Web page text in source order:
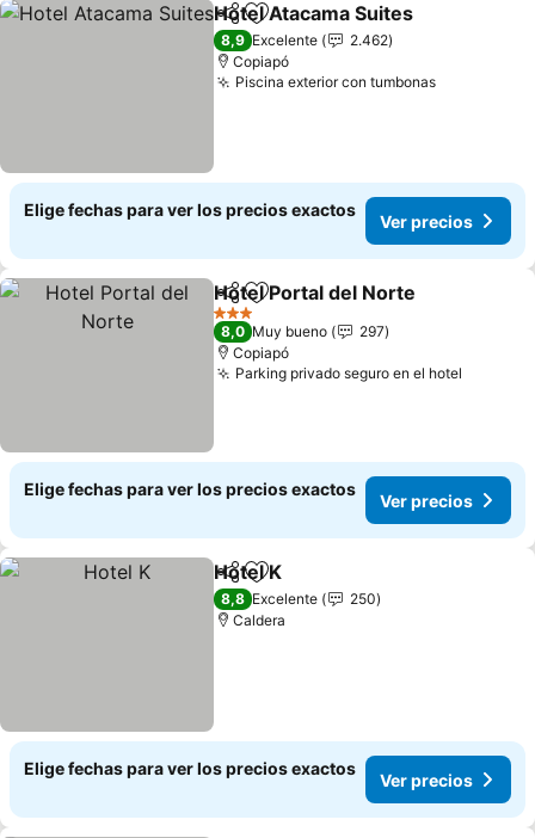
CompartirAgregar a favoritos
Hotel Atacama Suites
8,9 Excelente
2.462
Copiapó
Piscina exterior con tumbonas
Elige fechas para ver los precios exactos
Ver precios
CompartirAgregar a favoritos
Hotel Portal del Norte
3 Estrellas
8,0 Muy bueno
297
Copiapó
Parking privado seguro en el hotel
Elige fechas para ver los precios exactos
Ver precios
CompartirAgregar a favoritos
Hotel K
8,8 Excelente
250
Caldera
Elige fechas para ver los precios exactos
Ver precios